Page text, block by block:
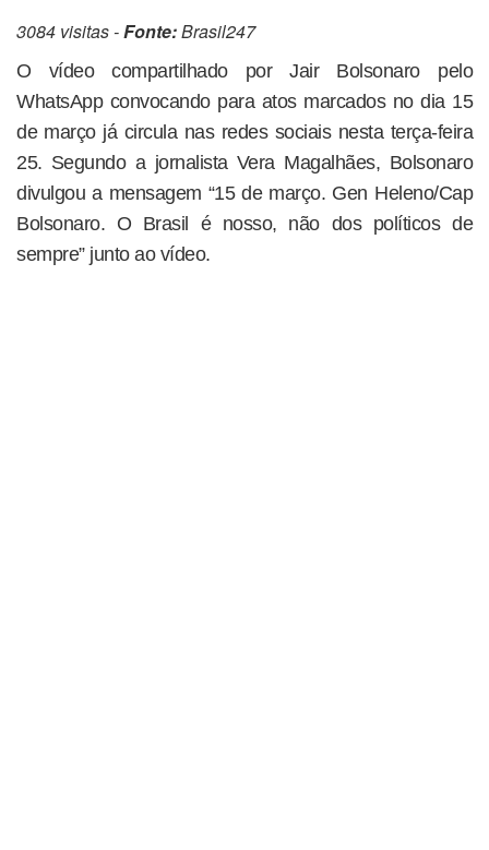
3084 visitas -Fonte:Brasil247
O vídeo compartilhado por Jair Bolsonaro pelo
WhatsApp convocando para atos marcados no dia 15
de março já circula nas redes sociais nesta terça-feira
25. Segundo a jornalista Vera Magalhães, Bolsonaro
divulgou a mensagem “15 de março. Gen Heleno/Cap
Bolsonaro. O Brasil é nosso, não dos políticos de
sempre” junto ao vídeo.